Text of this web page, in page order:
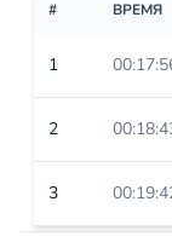
# ВРЕМЯ
1
2
3